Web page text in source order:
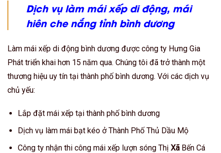
Dịch vụ làm mái xếp di động, mái
hiên che nắng tỉnh bình dương
Làm mái xếp di động bình dương được công ty Hưng Gia
Phát triển khai hơn 15 năm qua. Chúng tôi đã trở thành một
thương hiệu uy tín tại thành phố bình dương. Với các dịch vụ
chủ yếu:
Lắp đặt mái xếp tại thành phố bình dương
Dịch vụ làm mái bạt kéo ở Thành Phố Thủ Dầu Mộ
Công ty nhận thi công mái xếp lượn sóng Thị XãBến Cá